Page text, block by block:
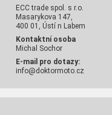
ECC trade spol. s r.o.
Masarykova 147,
400 01, Ústí n Labem
Kontaktní osoba
Michal Sochor
E-mail pro dotazy:
info@doktormoto.cz